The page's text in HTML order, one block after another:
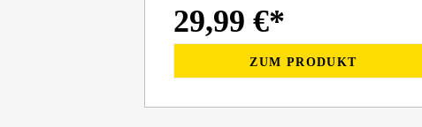
29,99 €*
ZUM PRODUKT